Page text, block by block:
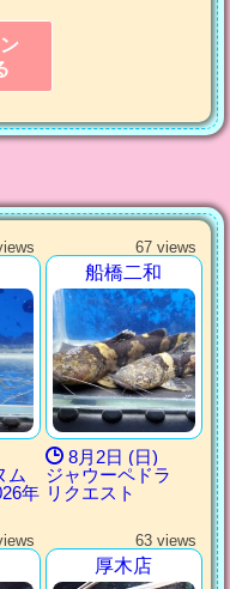
ム
年
67 views
船橋二和
8月2日 (日)
ジャウーペドラ
リクエスト
63 views
厚木店